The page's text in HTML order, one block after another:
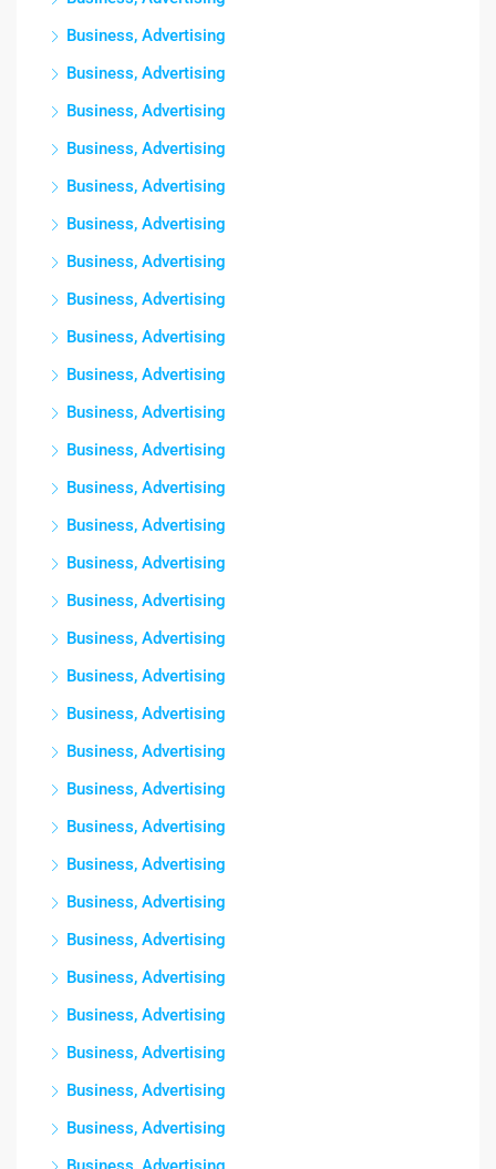
Business, Advertising
Business, Advertising
Business, Advertising
Business, Advertising
Business, Advertising
Business, Advertising
Business, Advertising
Business, Advertising
Business, Advertising
Business, Advertising
Business, Advertising
Business, Advertising
Business, Advertising
Business, Advertising
Business, Advertising
Business, Advertising
Business, Advertising
Business, Advertising
Business, Advertising
Business, Advertising
Business, Advertising
Business, Advertising
Business, Advertising
Business, Advertising
Business, Advertising
Business, Advertising
Business, Advertising
Business, Advertising
Business, Advertising
Business, Advertising